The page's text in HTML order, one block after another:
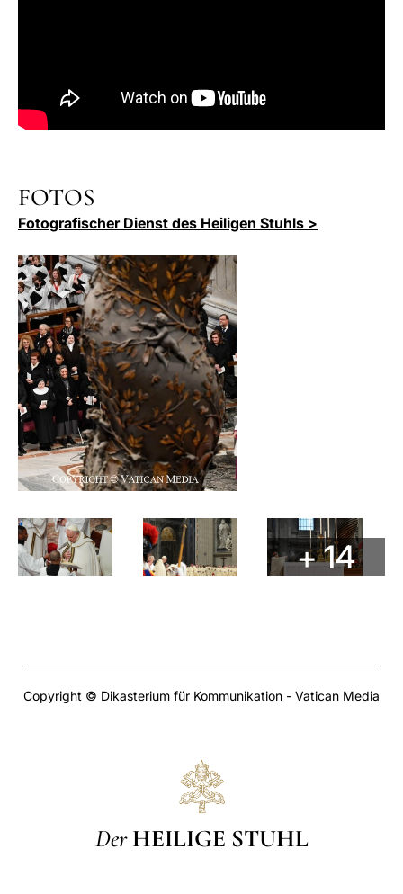
FOTOS
Fotografischer Dienst des Heiligen Stuhls >
+ 14
Copyright © Dikasterium für Kommunikation - Vatican Media
Der HEILIGE STUHL